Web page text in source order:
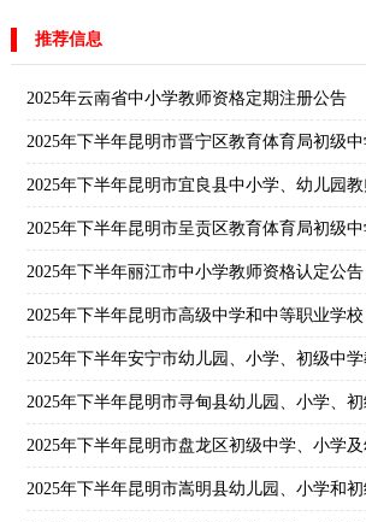
推荐信息
2025年云南省中小学教师资格定期注册公告
2025年下半年昆明市宜良县中小学、幼儿园
2025年下半年丽江市中小学教师资格认定公告
2025年下半年安宁市幼儿园、小学、初级中